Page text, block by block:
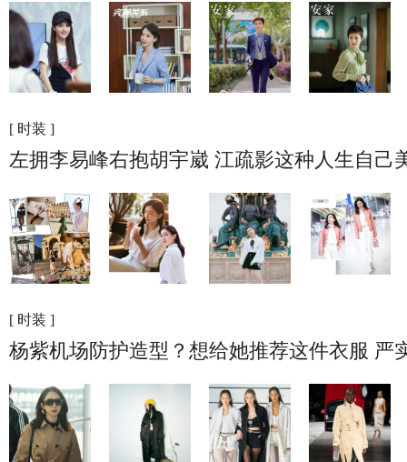
[ 时装 ]
左拥李易峰右抱胡宇崴 江疏影这种人生自己
[ 时装 ]
杨紫机场防护造型？想给她推荐这件衣服 严